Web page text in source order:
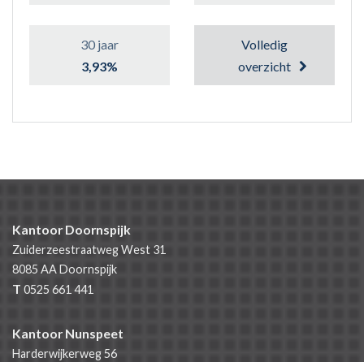
30 jaar
3,93%
Volledig
overzicht
Kantoor Doornspijk
Zuiderzeestraatweg West 31
8085 AADoornspijk
T 0525 661 441
Kantoor Nunspeet
Harderwijkerweg 56